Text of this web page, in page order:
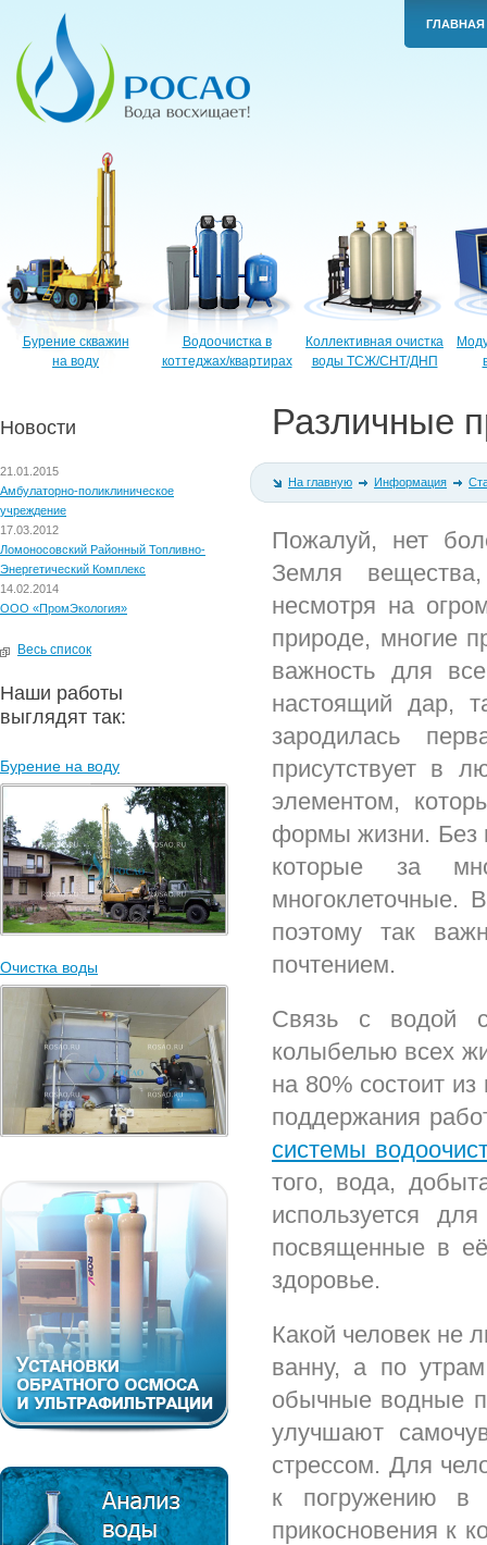
ГЛАВНАЯ
Бурение скважин
на воду
Водоочистка в
коттеджах/квартирах
Коллективная очистка
воды ТСЖ/СНТ/ДНП
Новости
21.01.2015
Амбулаторно-поликлиническое
учреждение
17.03.2012
Ломоносовский Районный Топливно-
Энергетический Комплекс
14.02.2014
ООО «ПромЭкология»
Весь список
Наши работы
выглядят так:
Бурение на воду
Очистка воды
Различные
На главную Информация
Пожалуй, нет
Земля
несмотря на
природе, многие
важность для
настоящий дар,
зародилась
присутствует в
элементом,
формы жизни. Без
которые за
многоклеточные.
поэтому так
почтением.
Связь с водой
колыбелью всех
на 80% состоит
поддержания
системы
того, вода,
используется
посвященные в
здоровье.
Какой человек не
ванну, а по
обычные водные
улучшают
стрессом. Для
к погружению в
прикосновения к